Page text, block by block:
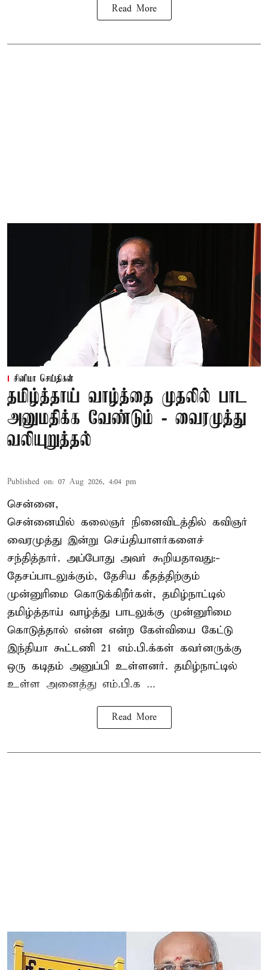
Read More
சினிமா செய்திகள்
தமிழ்த்தாய் வாழ்த்தை முதலில் பாட
அனுமதிக்க வேண்டும் - வைரமுத்து
வலியுறுத்தல்
Published on: 07 Aug 2026, 4:04 pm
சென்னை,
சென்னையில் கலைஞர் நினைவிடத்தில் கவிஞர்
வைரமுத்து இன்று செய்தியாளர்களைச்
சந்தித்தார். அப்போது அவர் கூறியதாவது:-
தேசப்பாடலுக்கும், தேசிய கீதத்திற்கும்
முன்னுரிமை கொடுக்கிறீர்கள், தமிழ்நாட்டில்
தமிழ்த்தாய் வாழ்த்து பாடலுக்கு முன்னுரிமை
கொடுத்தால் என்ன என்ற கேள்வியை கேட்டு
இந்தியா கூட்டணி 21 எம்.பி.க்கள் கவர்னருக்கு
ஒரு கடிதம் அனுப்பி உள்ளனர். தமிழ்நாட்டில்
உள்ள அனைத்து எம்.பி.க ...
Read More